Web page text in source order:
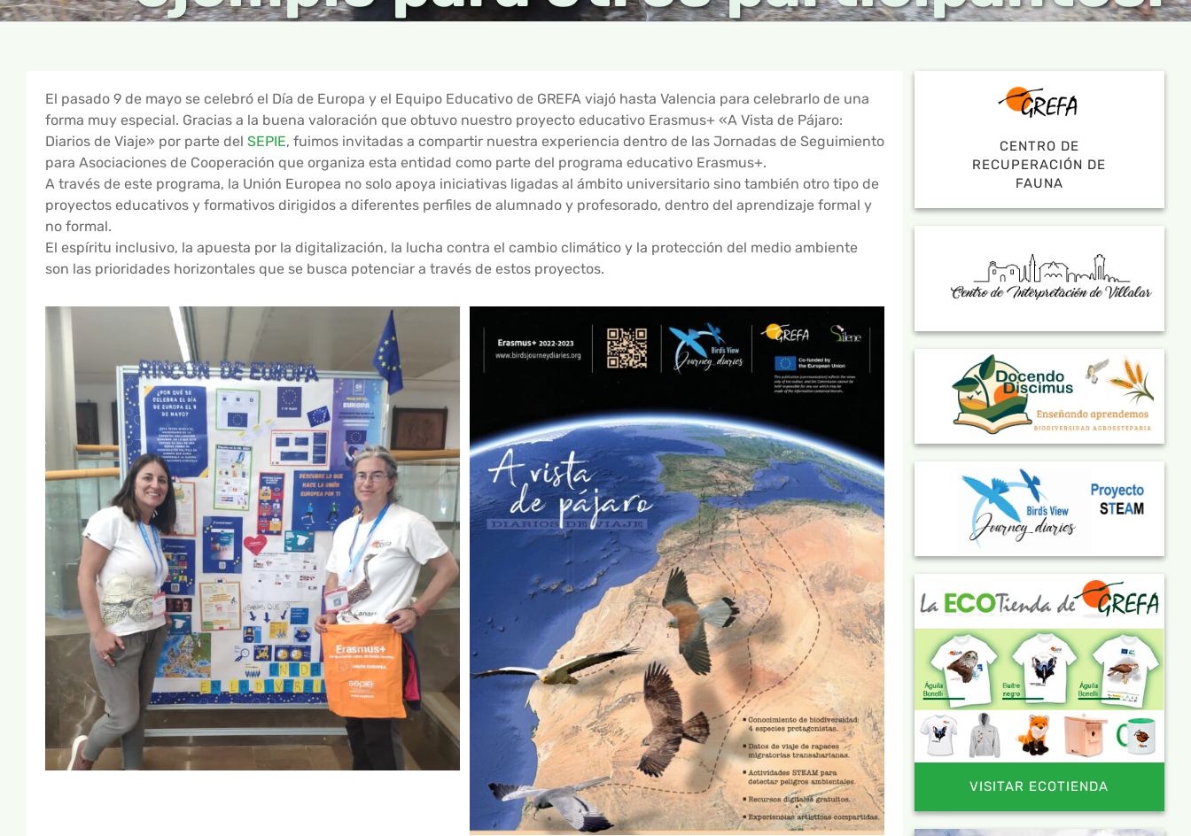
El pasado 9 de mayo se celebró el Día de Europa y el Equipo Educativo de GREFA viajó hasta Valencia para celebrarlo de una
forma muy especial. Gracias a la buena valoración que obtuvo nuestro proyecto educativo Erasmus+ «A Vista de Pájaro:
Diarios de Viaje» por parte del SEPIE, fuimos invitadas a compartir nuestra experiencia dentro de las Jornadas de Seguimiento
para Asociaciones de Cooperación que organiza esta entidad como parte del programa educativo Erasmus+.
A través de este programa, la Unión Europea no solo apoya iniciativas ligadas al ámbito universitario sino también otro tipo de
proyectos educativos y formativos dirigidos a diferentes perfiles de alumnado y profesorado, dentro del aprendizaje formal y
no formal.
El espíritu inclusivo, la apuesta por la digitalización, la lucha contra el cambio climático y la protección del medio ambiente
son las prioridades horizontales que se busca potenciar a través de estos proyectos.
CENTRO DE
RECUPERACIÓN DE
FAUNA
VISITAR ECOTIENDA